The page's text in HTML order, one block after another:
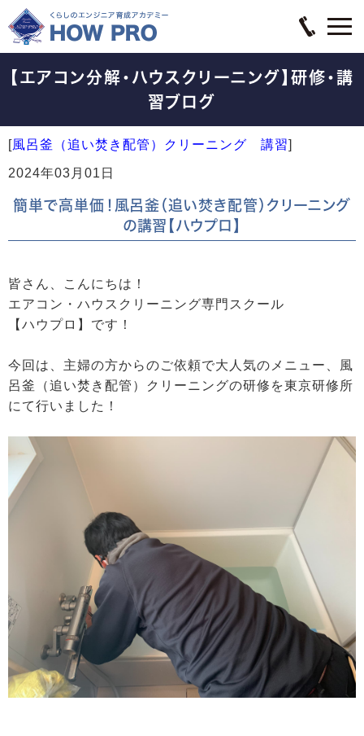
【エアコン分解・ハウスクリーニング】研修・講
習ブログ
[風呂釜（追い焚き配管）クリーニング 講習]
2024年03月01日
簡単で高単価！風呂釜（追い焚き配管）クリーニング
の講習【ハウプロ】
皆さん、こんにちは！
エアコン・ハウスクリーニング専門スクール
【ハウプロ】です！
今回は、主婦の方からのご依頼で大人気のメニュー、風
呂釜（追い焚き配管）クリーニングの研修を東京研修所
にて行いました！